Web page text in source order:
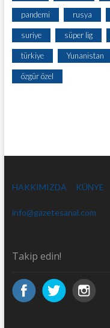
pandemi rusya
suriye süper lig
türkiye Yunanistan
özgür özel
HAKKIMIZDA KÜNYE
info@gazetesanal.com
Takip edin!